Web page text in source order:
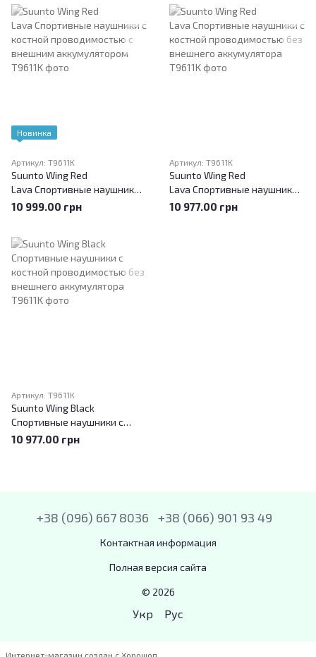
Новинка
Артикул: T9611K
Suunto Wing Red
Lava Спортивные наушники с
костной проводимостью c
10 999.00 грн
Артикул: T9611K
Suunto Wing Red
Lava Спортивные наушники с
костной проводимостью без
10 977.00 грн
Артикул: T9611K
Suunto Wing Black
Спортивные наушники с
костной проводимостью без
10 977.00 грн
+38 (096) 667 8036 +38 (066) 901 93 49
Контактная информация
Полная версия сайта
© 2026
Укр Рус